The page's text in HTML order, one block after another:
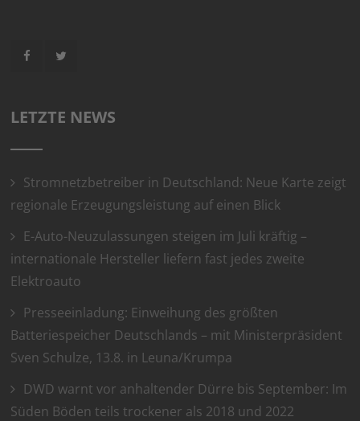
LETZTE NEWS
Stromnetzbetreiber in Deutschland: Neue Karte zeigt
regionale Erzeugungsleistung auf einen Blick
E-Auto-Neuzulassungen steigen im Juli kräftig –
internationale Hersteller liefern fast jedes zweite
Elektroauto
Presseeinladung: Einweihung des größten
Batteriespeicher Deutschlands – mit Ministerpräsident
Sven Schulze, 13.8. in Leuna/Krumpa
DWD warnt vor anhaltender Dürre bis September: Im
Süden Böden teils trockener als 2018 und 2022